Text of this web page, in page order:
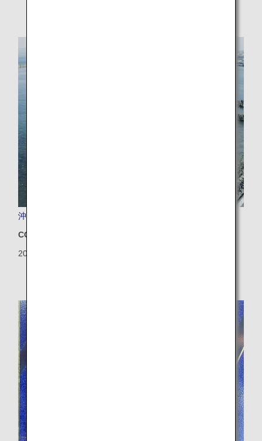
沖縄県初！ドローンによる研究用血液輸送を実施
CO2排出量削減
2025/02/10